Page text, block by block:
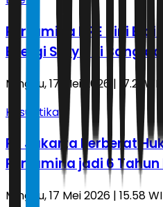
Pertamina NRE Kini
Energi Surya di
Minggu, 17 Mei 2026 | 17.21 WIB
Kasuistika
PT Jakarta Perberat
Pertamina jadi 6 Tahun
Minggu, 17 Mei 2026 | 15.58